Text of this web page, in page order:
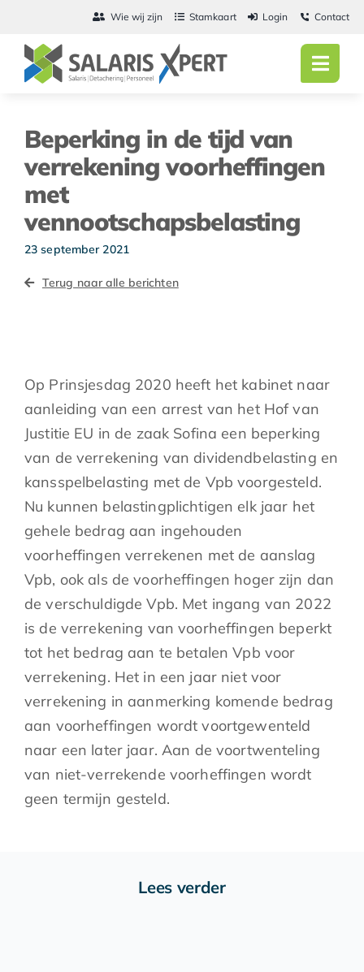
inhoud
Wie wij zijn Stamkaart Login Contact
Personeel
Beperking in de tijd van
verrekening voorheffingen
met
vennootschapsbelasting
23 september 2021
Terug naar alle berichten
Op Prinsjesdag 2020 heeft het kabinet naar
aanleiding van een arrest van het Hof van
Justitie EU in de zaak Sofina een beperking
van de verrekening van dividendbelasting en
kansspelbelasting met de Vpb voorgesteld.
Nu kunnen belastingplichtigen elk jaar het
gehele bedrag aan ingehouden
voorheffingen verrekenen met de aanslag
Vpb, ook als de voorheffingen hoger zijn dan
de verschuldigde Vpb. Met ingang van 2022
is de verrekening van voorheffingen beperkt
tot het bedrag aan te betalen Vpb voor
verrekening. Het in een jaar niet voor
verrekening in aanmerking komende bedrag
aan voorheffingen wordt voortgewenteld
naar een later jaar. Aan de voortwenteling
van niet-verrekende voorheffingen wordt
geen termijn gesteld.
Lees verder